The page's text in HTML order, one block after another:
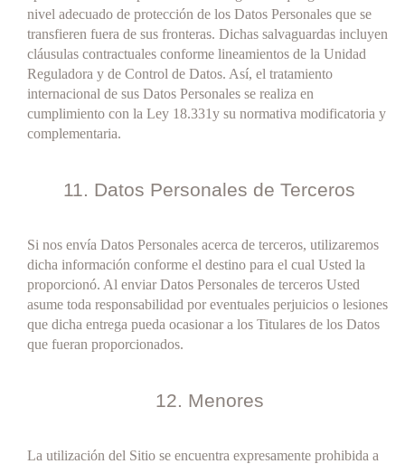
nivel adecuado de protección de los Datos Personales que se
transfieren fuera de sus fronteras. Dichas salvaguardas incluyen
cláusulas contractuales conforme lineamientos de la Unidad
Reguladora y de Control de Datos. Así, el tratamiento
internacional de sus Datos Personales se realiza en
cumplimiento con la Ley 18.331y su normativa modificatoria y
complementaria.
11. Datos Personales de Terceros
Si nos envía Datos Personales acerca de terceros, utilizaremos
dicha información conforme el destino para el cual Usted la
proporcionó. Al enviar Datos Personales de terceros Usted
asume toda responsabilidad por eventuales perjuicios o lesiones
que dicha entrega pueda ocasionar a los Titulares de los Datos
que fueran proporcionados.
12. Menores
La utilización del Sitio se encuentra expresamente prohibida a